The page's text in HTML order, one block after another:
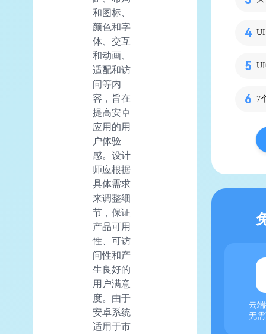
和图标、
颜色和字
体、交互
和动画、
适配和访
问等内
容，旨在
提高安卓
应用的用
户体验
感。设计
师应根据
具体需求
来调整细
节，保证
产品可用
性、可访
问性和产
生良好的
用户满意
度。由于
安卓系统
适用于市
7
云
无